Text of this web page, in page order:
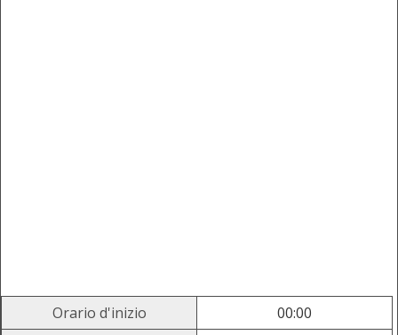
Orario d'inizio
00:00